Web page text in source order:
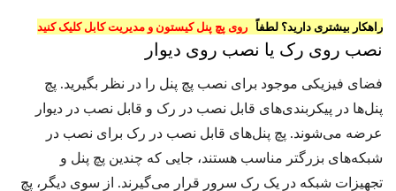
راهکار بیشتری دارید؟ لطفاً روی پچ پنل کیستون و مدیریت کابل کلیک کنید
نصب روی رک یا نصب روی دیوار
فضای فیزیکی موجود برای نصب پچ پنل را در نظر بگیرید. پچ
پنل‌ها در پیکربندی‌های قابل نصب در رک و قابل نصب در دیوار
عرضه می‌شوند. پچ پنل‌های قابل نصب در رک برای نصب در
شبکه‌های بزرگتر مناسب هستند، جایی که چندین پچ پنل و
تجهیزات شبکه در یک رک سرور قرار می‌گیرند. از سوی دیگر، پچ